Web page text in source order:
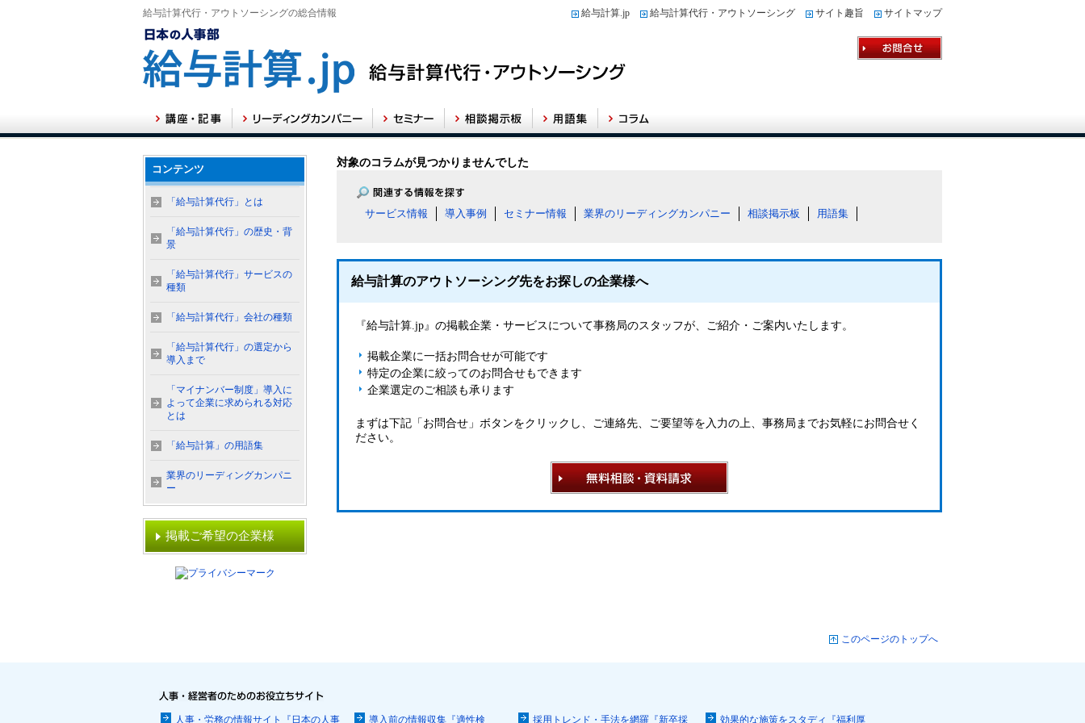
給与計算代行・アウトソーシングの総合情報 給与計算.jp 給与計算代行・アウトソーシング サイト趣旨 サイトマップ
対象のコラムが見つかりませんでした
サービス情報 導入事例 セミナー情報 業界のリーディングカンパニー 相談掲示板 用語集
給与計算のアウトソーシング先をお探しの企業様へ
『給与計算.jp』の掲載企業・サービスについて事務局のスタッフが、ご紹介・ご案内いたします。
掲載企業に一括お問合せが可能です
特定の企業に絞ってのお問合せもできます
企業選定のご相談も承ります
まずは下記「お問合せ」ボタンをクリックし、ご連絡先、ご要望等を入力の上、事務局までお気軽にお問合せく
ださい。
コンテンツ
「給与計算代行」とは
「給与計算代行」の歴史・背
景
「給与計算代行」サービスの
種類
「給与計算代行」会社の種類
「給与計算代行」の選定から
導入まで
「マイナンバー制度」導入に
よって企業に求められる対応
とは
「給与計算」の用語集
業界のリーディングカンパニ
ー
掲載ご希望の企業様
このページのトップへ
人事・労務の情報サイト『日本の人事 導入前の情報収集『適性検 採用トレンド・手法を網羅『新卒採 効果的な施策をスタディ『福利厚